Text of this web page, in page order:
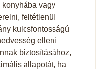
vagy
feltétlenül
kulcsfontosságú
elleni
biztosításához,
állapotát, ha